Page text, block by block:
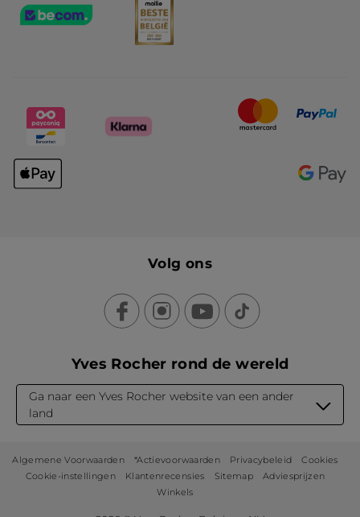
Volg ons
Yves Rocher rond de wereld
Ga naar een Yves Rocher website van een ander
land
Algemene Voorwaarden *Actievoorwaarden Privacybeleid
Cookies
Cookie-instellingen
Klantenrecensies Sitemap
Adviesprijzen
Winkels